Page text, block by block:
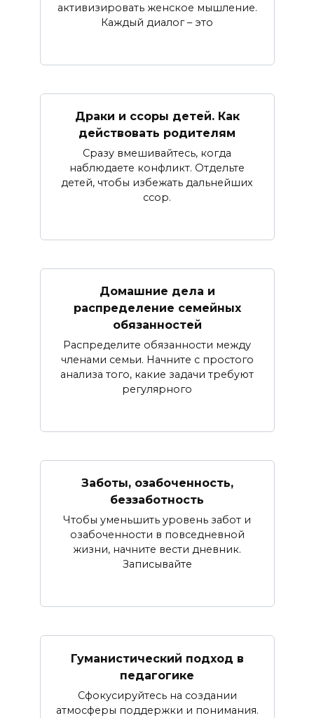
активизировать женское мышление.
Каждый диалог – это
Драки и ссоры детей. Как
действовать родителям
Сразу вмешивайтесь, когда
наблюдаете конфликт. Отдельте
детей, чтобы избежать дальнейших
ссор.
Домашние дела и
распределение семейных
обязанностей
Распределите обязанности между
членами семьи. Начните с простого
анализа того, какие задачи требуют
регулярного
Заботы, озабоченность,
беззаботность
Чтобы уменьшить уровень забот и
озабоченности в повседневной
жизни, начните вести дневник.
Записывайте
Гуманистический подход в
педагогике
Сфокусируйтесь на создании
атмосферы поддержки и понимания.